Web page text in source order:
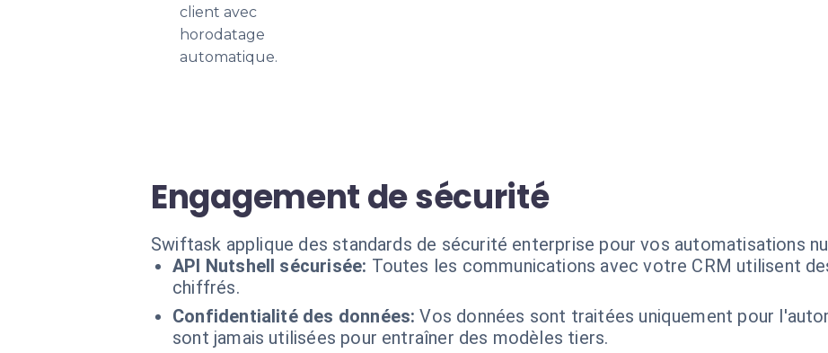
client avec
horodatage
automatique.
Engagement de sécurité
Swiftask applique des standards de sécurité enterprise pour vos automatisations
API Nutshell sécurisée: Toutes les communications avec votre CRM utilisent
chiffrés.
Confidentialité des données: Vos données sont traitées uniquement pour
sont jamais utilisées pour entraîner des modèles tiers.